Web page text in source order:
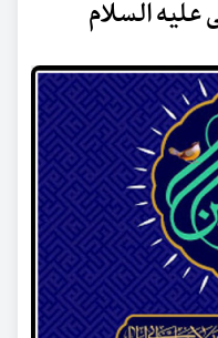
علیه السلام